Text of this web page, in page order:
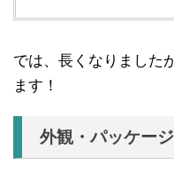
では、長くなりました
ます！
外観・パッケー